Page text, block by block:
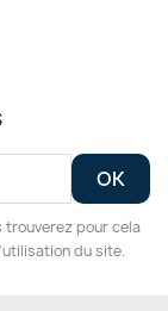
trouverez pour cela
du site.